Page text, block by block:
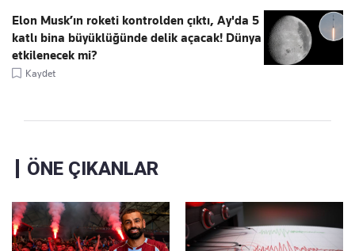
Elon Musk’ın roketi kontrolden çıktı, Ay'da 5
katlı bina büyüklüğünde delik açacak! Dünya
etkilenecek mi?
Kaydet
ÖNE ÇIKANLAR